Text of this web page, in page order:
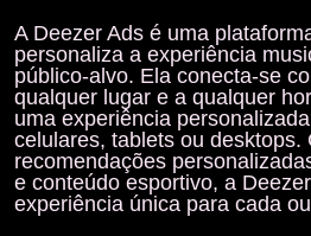
A Deezer Ads é uma
personaliza a experiência
público-alvo. Ela conecta-se
qualquer lugar e a qualquer
uma experiência
celulares, tablets ou desktops.
recomendações
e conteúdo esportivo, a
experiência única para cada